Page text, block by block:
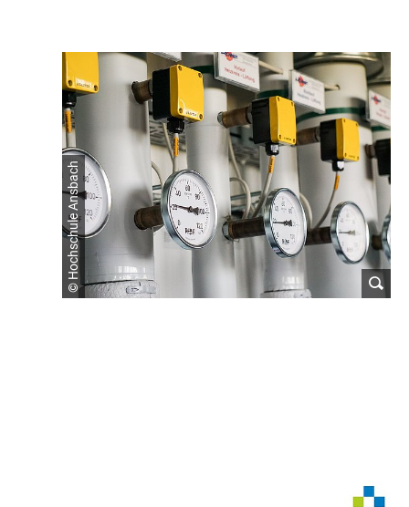
© Hochschule Ansbach